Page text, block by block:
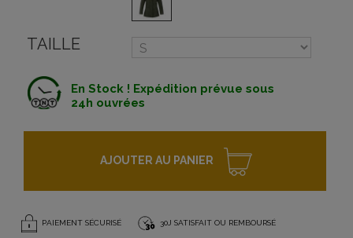
TAILLE
En Stock ! Expédition prévue sous
24h ouvrées
AJOUTER AU PANIER
PAIEMENT SÉCURISÉ 30J SATISFAIT OU REMBOURSÉ